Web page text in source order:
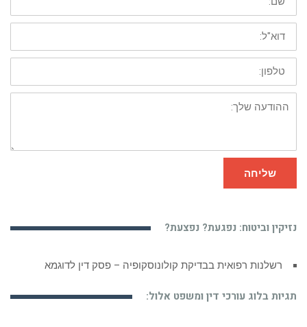
דוא"ל:
טלפון:
ההודעה
שלך:
שליחה
נזיקין וביטוח: נפגעת? נפצעת?
רשלנות רפואית בבדיקת קולונוסקופיה – פסק דין לדוגמא
תגיות בלוג עורכי דין ומשפט אלול: